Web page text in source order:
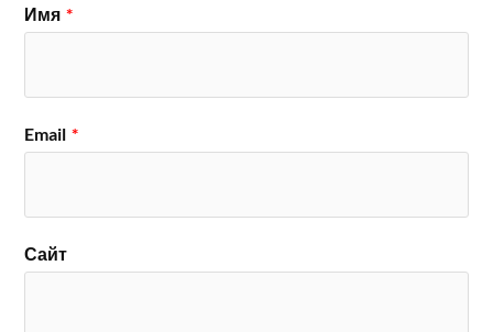
Имя *
Email *
Сайт